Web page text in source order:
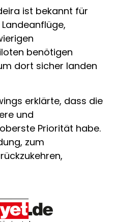
ist bekannt für
benötigen
dort sicher landen
erklärte, dass die
und
Priorität habe.
zum